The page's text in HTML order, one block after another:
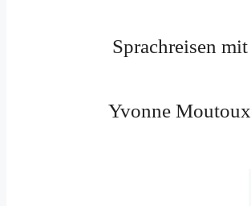
Sprachreisen mit
Yvonne Moutoux